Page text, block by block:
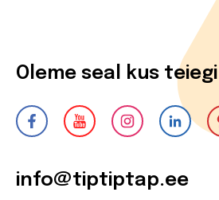
Oleme seal kus teiegi
info@tiptiptap.ee